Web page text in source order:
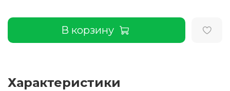
В корзину
Характеристики